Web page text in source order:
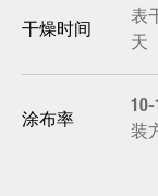
干燥时间
表
天
涂布率
装